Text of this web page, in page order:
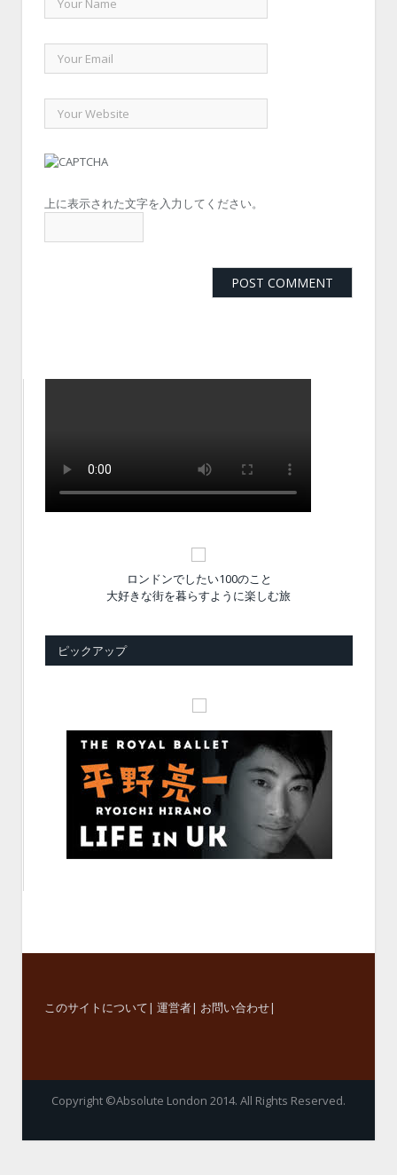
上に表示された文字を入力してください。
ロンドンでしたい100のこと
大好きな街を暮らすように楽しむ旅
ピックアップ
このサイトについて| 運営者| お問い合わせ|
Copyright ©Absolute London 2014. All Rights Reserved.